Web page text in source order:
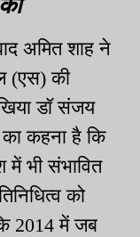
अमित शाह ने
(एस) की
डॉ संजय
कहना है कि
भी संभावित
को
2014 में जब